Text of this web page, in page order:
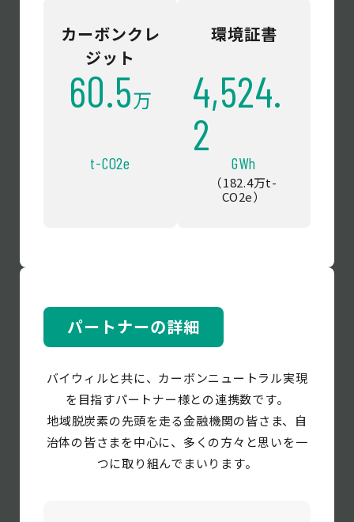
カーボンクレ
ジット
60.5万
t-CO2e
環境証書
4,524.
2
GWh
（182.4万t-
CO2e）
パートナーの詳細
バイウィルと共に、カーボンニュートラル実現
を目指すパートナー様との連携数です。
地域脱炭素の先頭を走る金融機関の皆さま、自
治体の皆さまを中心に、多くの方々と思いを一
つに取り組んでまいります。